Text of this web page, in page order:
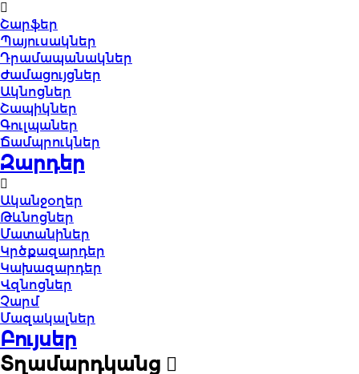
Շարֆեր
Պայուսակներ
Դրամապանակներ
Ժամացույցներ
Ակնոցներ
Շապիկներ
Գուլպաներ
Ճամպրուկներ
Զարդեր
Ականջօղեր
Թևնոցներ
Մատանիներ
Կրծքազարդեր
Կախազարդեր
Վզնոցներ
Չարմ
Մազակալներ
Բույսեր
Տղամարդկանց